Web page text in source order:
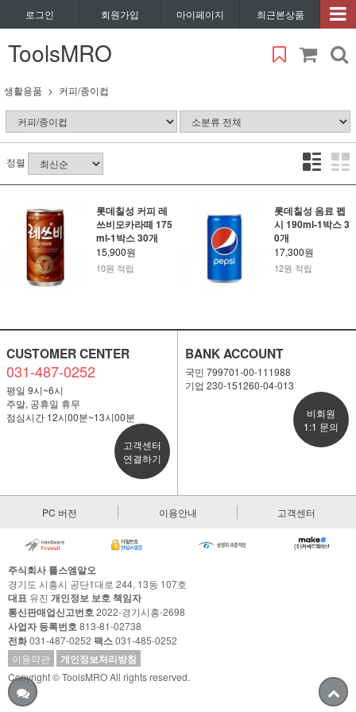
로그인 회원가입 마이페이지 최근본상품
ToolsMRO
생활용품 커피/종이컵
정렬
롯데칠성 커피 레
쓰비모카라떼 175
ml-1박스 30개
15,900원
10원 적립
롯데칠성 음료 펩
시 190ml-1박스 3
0개
17,300원
12원 적립
CUSTOMER CENTER
031-487-0252
평일 9시~6시
주말, 공휴일 휴무
점심시간 12시00분~13시00분
고객센터
연결하기
BANK ACCOUNT
국민 799701-00-111988
기업 230-151260-04-013
비회원
1:1 문의
PC 버전 이용안내 고객센터
주식회사 툴스엠알오
경기도 시흥시 공단1대로 244, 13동 107호
대표 유진 개인정보 보호 책임자
통신판매업신고번호2022-경기시흥-2698
사업자 등록번호813-81-02738
전화031-487-0252 팩스031-485-0252
이용약관
개인정보처리방침
Copyright © ToolsMRO All rights reserved.